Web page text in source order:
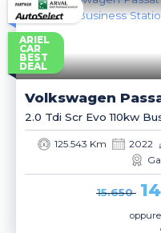
ARIEL
CAR
BEST
DEAL
Volkswagen
2.0 Tdi Scr Evo 110kw
125.543 Km 2022
15.650
oppure